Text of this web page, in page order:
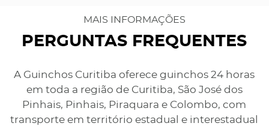
MAIS INFORMAÇÕES
PERGUNTAS FREQUENTES
A Guinchos Curitiba oferece guinchos 24 horas
em toda a região de Curitiba, São José dos
Pinhais, Pinhais, Piraquara e Colombo, com
transporte em território estadual e interestadual